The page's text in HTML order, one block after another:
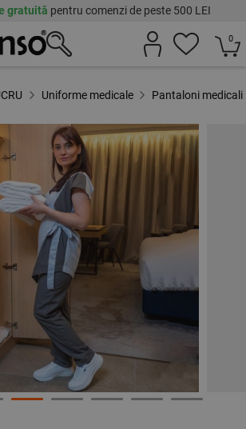
gratuită pentru comenzi de peste 500 LEI
0
Uniforme medicale Pantaloni medicali